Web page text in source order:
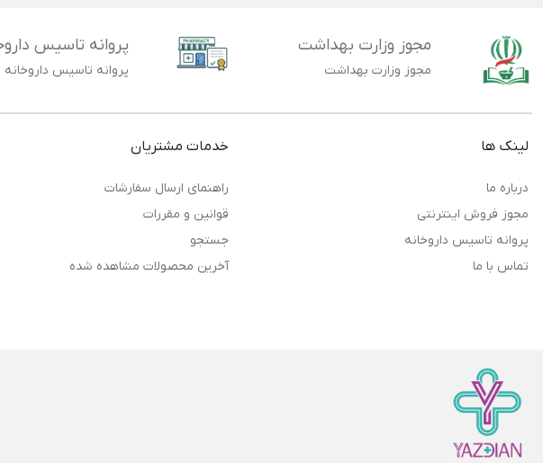
مجوز وزارت بهداشت
مجوز وزارت بهداشت
پروانه تاسیس
پروانه تاسیس داروخانه
لینک ها
درباره ما
مجوز فروش اینترنتی
پروانه تاسیس داروخانه
تماس با ما
خدمات مشتریان
راهنمای ارسال سفارشات
قوانین و مقررات
جستجو
آخرین محصولات مشاهده شده